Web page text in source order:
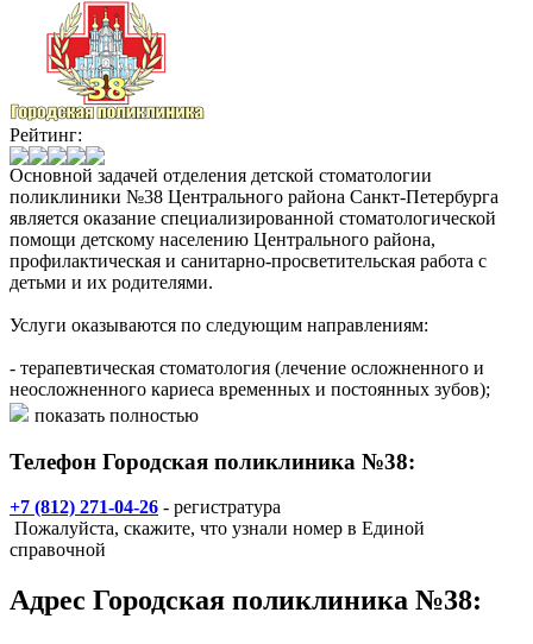
Рейтинг:
Основной задачей отделения детской стоматологии
поликлиники №38 Центрального района Санкт-Петербурга
является оказание специализированной стоматологической
помощи детскому населению Центрального района,
профилактическая и санитарно-просветительская работа с
детьми и их родителями.
Услуги оказываются по следующим направлениям:
- терапевтическая стоматология (лечение осложненного и
неосложненного кариеса временных и постоянных зубов);
- хирургическая стоматология (удаление временных и
- ортодонтия (исправление аномалий прикуса);
- профилактическая стоматология.
Стоматологическая помощь оказывается детям до 18 лет как
на основании полиса ОМС, также можно воспользоваться
платными услугами.
показать полностью
Телефон Городская поликлиника №38:
+7 (812) 271-04-26 - регистратура
Пожалуйста, скажите, что узнали номер в Единой
справочной
Адрес Городская поликлиника №38: